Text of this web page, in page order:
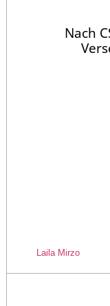
Nach
Laila Mirzo